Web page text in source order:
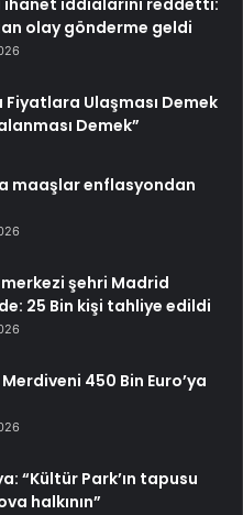
olay gönderme geldi
Fiyatlara Ulaşması Demek
Demek”
maaşlar enflasyondan
merkezi şehri Madrid
25 Bin kişi tahliye edildi
450 Bin Euro’ya
“Kültür Park’ın tapusu
halkının”